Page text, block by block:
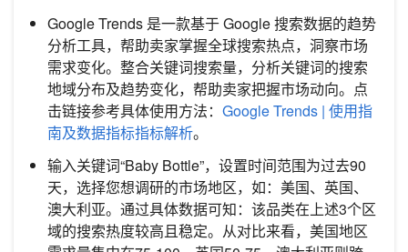
Google Trends 是一款基于 Google 搜索数据的趋势
分析工具，帮助卖家掌握全球搜索热点，洞察市场
需求变化。整合关键词搜索量，分析关键词的搜索
地域分布及趋势变化，帮助卖家把握市场动向。点
击链接参考具体使用方法： Google Trends | 使用指
南及数据指标指标解析。
输入关键词“Baby Bottle”，设置时间范围为过去90
天，选择您想调研的市场地区，如：美国、英国、
澳大利亚。通过具体数据可知：该品类在上述3个区
域的搜索热度较高且稳定。从对比来看，美国地区